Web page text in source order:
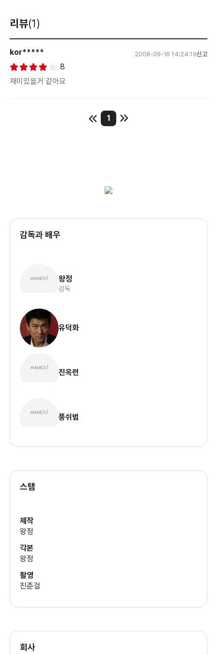
리뷰(1)
kor***** 2008-09-16 14:24:19신고
8
재미있을거 같아요
1
감독과 배우
왕정
감독
유덕화
진옥련
풍쉬범
스탭
제작
왕정
각본
왕정
촬영
진준걸
회사